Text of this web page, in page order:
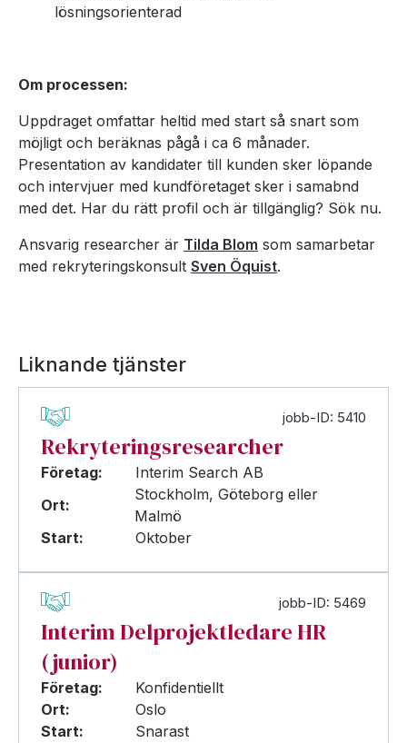
lösningsorienterad
Om processen:
Uppdraget omfattar heltid med start så snart som
möjligt och beräknas pågå i ca 6 månader.
Presentation av kandidater till kunden sker löpande
och intervjuer med kundföretaget sker i samabnd
med det. Har du rätt profil och är tillgänglig? Sök nu.
Ansvarig researcher är Tilda Blom som samarbetar
med rekryteringskonsult Sven Öquist.
Liknande tjänster
jobb-ID: 5410
Rekryteringsresearcher
Företag:
Interim Search AB
Ort:
Stockholm, Göteborg eller
Malmö
Start:
Oktober
jobb-ID: 5469
Interim Delprojektledare HR
(junior)
Företag:
Konfidentiellt
Ort:
Oslo
Start:
Snarast